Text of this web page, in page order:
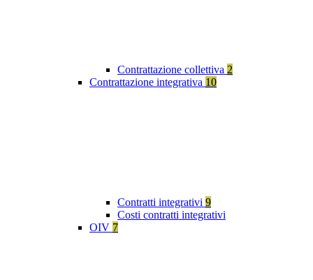
Contrattazione collettiva 2
Contrattazione integrativa 10
Contratti integrativi 9
Costi contratti integrativi
OIV 7